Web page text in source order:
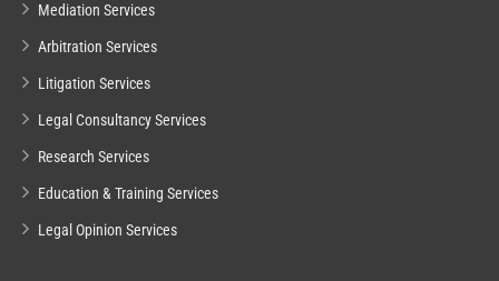
Mediation Services
Arbitration Services
Litigation Services
Legal Consultancy Services
Research Services
Education & Training Services
Legal Opinion Services